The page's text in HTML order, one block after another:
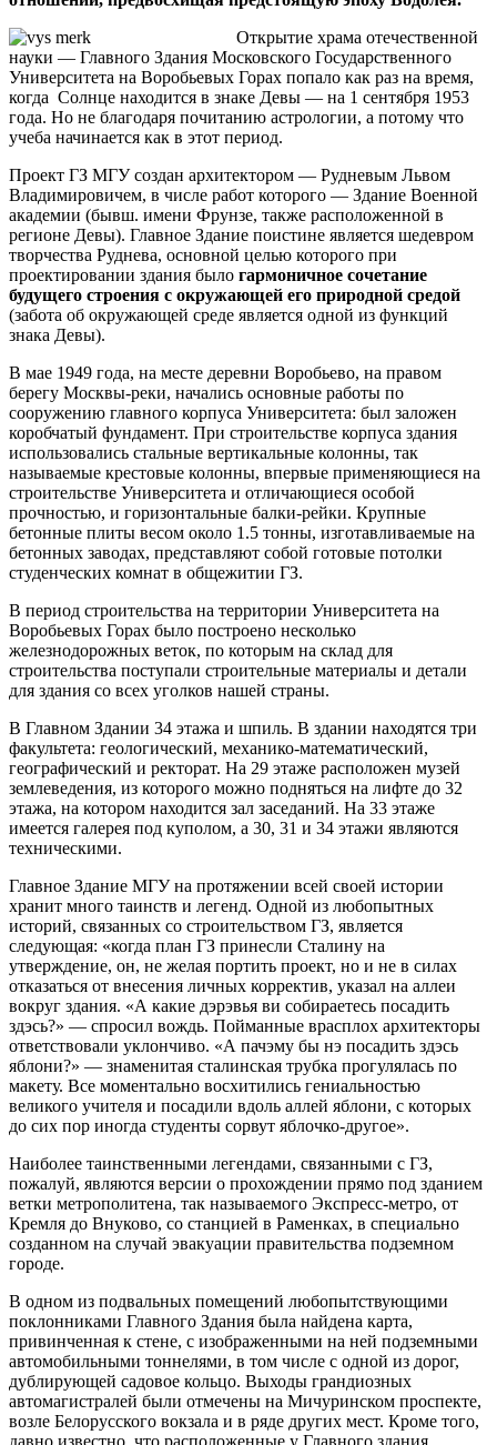
Открытие храма отечественной
науки — Главного Здания Московского Государственного
Университета на Воробьевых Горах попало как раз на время,
когда Солнце находится в знаке Девы — на 1 сентября 1953
года. Но не благодаря почитанию астрологии, а потому что
учеба начинается как в этот период.
Проект ГЗ МГУ создан архитектором — Рудневым Львом
Владимировичем, в числе работ которого — Здание Военной
академии (бывш. имени Фрунзе, также расположенной в
регионе Девы). Главное Здание поистине является шедевром
творчества Руднева, основной целью которого при
проектировании здания было гармоничное сочетание
будущего строения с окружающей его природной средой
(забота об окружающей среде является одной из функций
знака Девы).
В мае 1949 года, на месте деревни Воробьево, на правом
берегу Москвы-реки, начались основные работы по
сооружению главного корпуса Университета: был заложен
коробчатый фундамент. При строительстве корпуса здания
использовались стальные вертикальные колонны, так
называемые крестовые колонны, впервые применяющиеся на
строительстве Университета и отличающиеся особой
прочностью, и горизонтальные балки-рейки. Крупные
бетонные плиты весом около 1.5 тонны, изготавливаемые на
бетонных заводах, представляют собой готовые потолки
студенческих комнат в общежитии ГЗ.
В период строительства на территории Университета на
Воробьевых Горах было построено несколько
железнодорожных веток, по которым на склад для
строительства поступали строительные материалы и детали
для здания со всех уголков нашей страны.
В Главном Здании 34 этажа и шпиль. В здании находятся три
факультета: геологический, механико-математический,
географический и ректорат. На 29 этаже расположен музей
землеведения, из которого можно подняться на лифте до 32
этажа, на котором находится зал заседаний. На 33 этаже
имеется галерея под куполом, а 30, 31 и 34 этажи являются
техническими.
Главное Здание МГУ на протяжении всей своей истории
хранит много таинств и легенд. Одной из любопытных
историй, связанных со строительством ГЗ, является
следующая: «когда план ГЗ принесли Сталину на
утверждение, он, не желая портить проект, но и не в силах
отказаться от внесения личных корректив, указал на аллеи
вокруг здания. «А какие дэрэвья ви собираетесь посадить
здэсь?» — спросил вождь. Пойманные врасплох архитекторы
ответствовали уклончиво. «А пачэму бы нэ посадить здэсь
яблони?» — знаменитая сталинская трубка прогулялась по
макету. Все моментально восхитились гениальностью
великого учителя и посадили вдоль аллей яблони, с которых
до сих пор иногда студенты сорвут яблочко-другое».
Наиболее таинственными легендами, связанными с ГЗ,
пожалуй, являются версии о прохождении прямо под зданием
ветки метрополитена, так называемого Экспресс-метро, от
Кремля до Внуково, со станцией в Раменках, в специально
созданном на случай эвакуации правительства подземном
городе.
В одном из подвальных помещений любопытствующими
поклонниками Главного Здания была найдена карта,
привинченная к стене, с изображенными на ней подземными
автомобильными тоннелями, в том числе с одной из дорог,
дублирующей садовое кольцо. Выходы грандиозных
автомагистралей были отмечены на Мичуринском проспекте,
возле Белорусского вокзала и в ряде других мест. Кроме того,
давно известно, что расположенные у Главного здания